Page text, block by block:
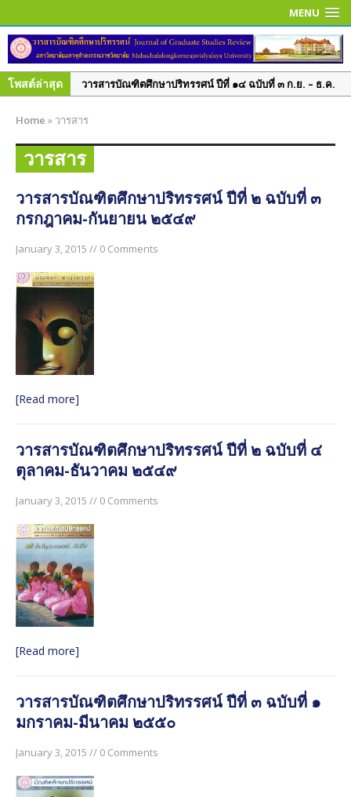
MENU
โพสต์ล่าสุด
วารสารบัณฑิตศึกษาปริทรรศน์ ปีที่ ๑๔ ฉบับที่ ๓ ก.ย. – ธ.ค.
วารสารบัณฑิตศึกษาปริทรรศน์ ปีที่ ๑๔ ฉบับพิเศษ เล่ม ๑
มิ.ย. – ก.ย. ๒๕๖๑
วารสารบัณฑิตศึกษาปริทรรศน์ ปีที่ ๑๔ ฉบับที่ ๒ พ.ค. – ส.ค.
๒๕๖๑
วารสารบัณฑิตศึกษาปริทรรศน์ ปีที่ ๑๔ ฉบับที่ ๑ ม.ค. – เม.ย.
๒๕๖๐
๒๕๖๐
วารสารบัณฑิตศึกษาปริทรรศน์ ปีที่ ๑๓ ฉบับพิเศษ เล่ม ๓
มิถุนายน ๒๕๖๐
วารสารบัณฑิตศึกษาปริทรรศน์ ใช้ระบบ ThaiJO ตั้งแต่ปีที่
๑๕ ฉบับที่ ๑ มกราคม-เมษายน ๖๒ เป็นต้นไป
วารสารบัณฑิตศึกษาปริทรรศน์ ปีที่ ๑๕ ฉบับที่ ๑ ม.ค. – เม.ย.
๒๕๖๒
Home » วารสาร
วารสาร
วารสารบัณฑิตศึกษาปริทรรศน์ ปีที่ ๒ ฉบับที่ ๓
กรกฎาคม-กันยายน ๒๕๔๙
January 3, 2015 // 0 Comments
[Read more]
วารสารบัณฑิตศึกษาปริทรรศน์ ปีที่ ๒ ฉบับที่ ๔
ตุลาคม-ธันวาคม ๒๕๔๙
January 3, 2015 // 0 Comments
[Read more]
วารสารบัณฑิตศึกษาปริทรรศน์ ปีที่ ๓ ฉบับที่ ๑
มกราคม-มีนาคม ๒๕๕๐
January 3, 2015 // 0 Comments